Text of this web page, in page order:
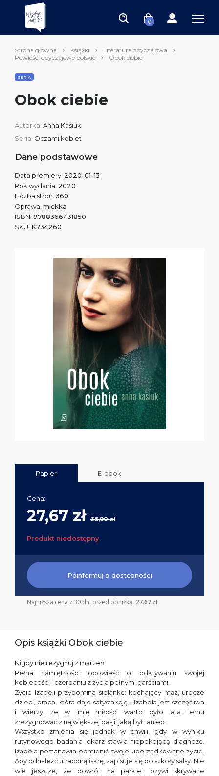
0
Strona główna Książki
Literatura obyczajowa
Powieści obyczajowe polskie
Obok ciebie
SERIA
Obok ciebie
Autorka: Anna Kasiuk
Seria: Oczami kobiet
Dane podstawowe
Data premiery: 2020-01-13
Rok wydania: 2020
Liczba stron: 360
Oprawa: miękka
ISBN: 9788366431850
SKU: K734260
Papier E-book
Cena:
27,67 zł 36,90 zł
Produkt niedostępny
Poinformuj o dostępności
Najniższa cena z 30 dni przed obniżką: 27.67 zł
Opis książki Obok ciebie
Nigdy nie rezygnuj z marzeń
Pełna namiętności opowieść o odkrywaniu swojej
kobiecości i czerpaniu z życia pełnymi garściami.
Życie Izabeli przypomina sielankę: kochający mąż, urocze
dzieci, praca, która daje satysfakcję… Izabela jest szczęśliwa
i wierzy, że w imię miłości warto było lata temu
zrezygnować z największej pasji, jaką był taniec.
Wszystko zmienia się jednak w chwili, gdy w wyniku
rutynowego badania lekarz stawia niepokojącą diagnozę.
Izabela postanawia odmienić swoje uporządkowane życie.
Aby odnaleźć utraconą iskrę, zapisuje się do szkoły salsy. Nie
wie jeszcze, że powrót na parkiet ożywi skrywane